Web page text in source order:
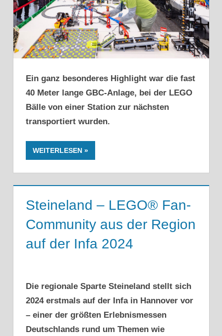
Ein ganz besonderes Highlight war die fast
40 Meter lange GBC-Anlage, bei der LEGO
Bälle von einer Station zur nächsten
transportiert wurden.
WEITERLESEN
Steineland – LEGO® Fan-
Community aus der Region
auf der Infa 2024
Die regionale Sparte Steineland stellt sich
2024 erstmals auf der Infa in Hannover vor
– einer der größten Erlebnismessen
Deutschlands rund um Themen wie